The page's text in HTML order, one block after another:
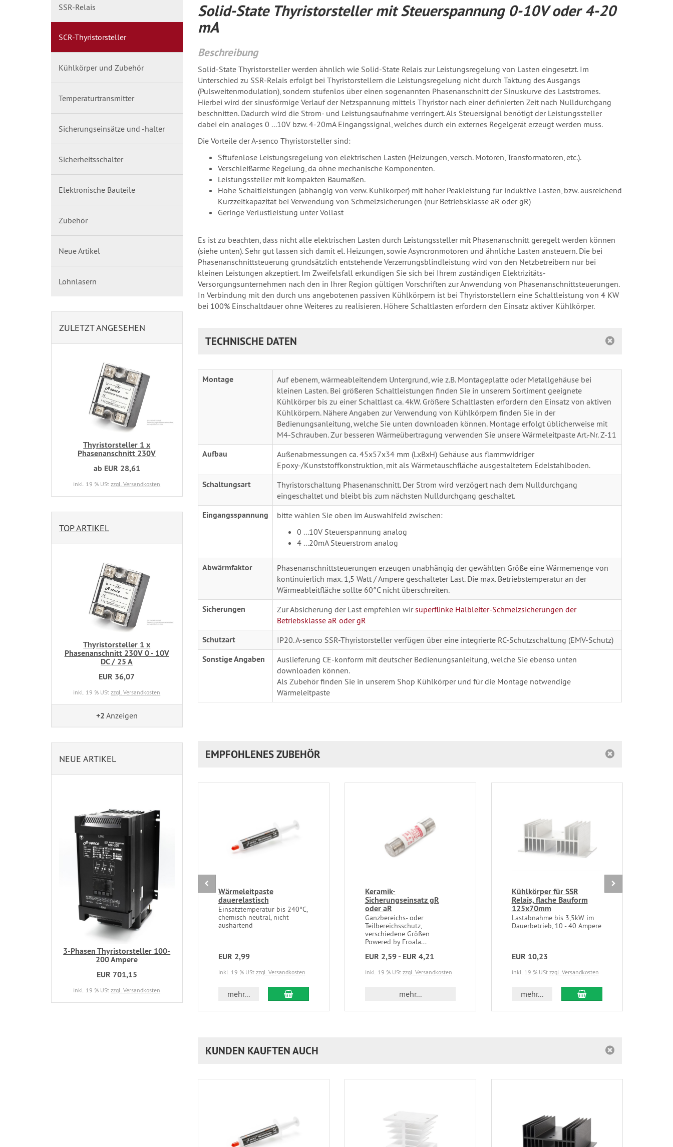
Solid-State Thyristorsteller mit Steuerspannung 0-10V oder 4-20
mA
Beschreibung
Solid-State Thyristorsteller werden ähnlich wie Solid-State Relais zur Leistungsregelung von Lasten eingesetzt. Im
Unterschied zu SSR-Relais erfolgt bei Thyristorstellern die Leistungsregelung nicht durch Taktung des Ausgangs
(Pulsweitenmodulation), sondern stufenlos über einen sogenannten Phasenanschnitt der Sinuskurve des Laststromes.
Hierbei wird der sinusförmige Verlauf der Netzspannung mittels Thyristor nach einer definierten Zeit nach Nulldurchgang
beschnitten. Dadurch wird die Strom- und Leistungsaufnahme verringert. Als Steuersignal benötigt der Leistungssteller
dabei ein analoges 0 ...10V bzw. 4-20mA Eingangssignal, welches durch ein externes Regelgerät erzeugt werden muss.
Die Vorteile der A-senco Thyristorsteller sind:
Sftufenlose Leistungsregelung von elektrischen Lasten (Heizungen, versch. Motoren, Transformatoren, etc.).
Verschleißarme Regelung, da ohne mechanische Komponenten.
Leistungssteller mit kompakten Baumaßen.
Hohe Schaltleistungen (abhängig von verw. Kühlkörper) mit hoher Peakleistung für induktive Lasten, bzw. ausreichend
Kurzzeitkapazität bei Verwendung von Schmelzsicherungen (nur Betriebsklasse aR oder gR)
Geringe Verlustleistung unter Vollast
Es ist zu beachten, dass nicht alle elektrischen Lasten durch Leistungssteller mit Phasenanschnitt geregelt werden können
(siehe unten). Sehr gut lassen sich damit el. Heizungen, sowie Asyncronmotoren und ähnliche Lasten ansteuern. Die bei
Phasenanschnittsteuerung grundsätzlich entstehende Verzerrungsblindleistung wird von den Netzbetreibern nur bei
kleinen Leistungen akzeptiert. Im Zweifelsfall erkundigen Sie sich bei Ihrem zuständigen Elektrizitäts-
Versorgungsunternehmen nach den in Ihrer Region gültigen Vorschriften zur Anwendung von Phasenanschnittsteuerungen.
In Verbindung mit den durch uns angebotenen passiven Kühlkörpern ist bei Thyristorstellern eine Schaltleistung von 4 KW
bei 100% Einschaltdauer ohne Weiteres zu realisieren. Höhere Schaltlasten erfordern den Einsatz aktiver Kühlkörper.
TECHNISCHE DATEN
Montage
Auf ebenem, wärmeableitendem Untergrund, wie z.B. Montageplatte oder Metallgehäuse bei
kleinen Lasten. Bei größeren Schaltleistungen finden Sie in unserem Sortiment geeignete
Kühlkörper bis zu einer Schaltlast ca. 4kW. Größere Schaltlasten erfordern den Einsatz von aktiven
Kühlkörpern. Nähere Angaben zur Verwendung von Kühlkörpern finden Sie in der
Bedienungsanleitung, welche Sie unten downloaden können. Montage erfolgt üblicherweise mit
M4-Schrauben. Zur besseren Wärmeübertragung verwenden Sie unsere Wärmeleitpaste Art.-Nr. Z-11
Aufbau
Außenabmessungen ca. 45x57x34 mm (LxBxH) Gehäuse aus flammwidriger
Epoxy-/Kunststoffkonstruktion, mit als Wärmetauschfläche ausgestaltetem Edelstahlboden.
Schaltungsart
Thyristorschaltung Phasenanschnitt. Der Strom wird verzögert nach dem Nulldurchgang
eingeschaltet und bleibt bis zum nächsten Nulldurchgang geschaltet.
Eingangsspannung
bitte wählen Sie oben im Auswahlfeld zwischen:
0 ...10V Steuerspannung analog
4 ...20mA Steuerstrom analog
Abwärmfaktor
Phasenanschnittsteuerungen erzeugen unabhängig der gewählten Größe eine Wärmemenge von
kontinuierlich max. 1,5 Watt / Ampere geschalteter Last. Die max. Betriebstemperatur an der
Wärmeableitfläche sollte 60°C nicht überschreiten.
Sicherungen Zur Absicherung der Last empfehlen wir superflinke Halbleiter-Schmelzsicherungen der
Betriebsklasse aR oder gR
Schutzart IP20. A-senco SSR-Thyristorsteller verfügen über eine integrierte RC-Schutzschaltung (EMV-Schutz)
Sonstige Angaben
Auslieferung CE-konform mit deutscher Bedienungsanleitung, welche Sie ebenso unten
downloaden können.
Als Zubehör finden Sie in unserem Shop Kühlkörper und für die Montage notwendige
Wärmeleitpaste
EMPFOHLENES ZUBEHÖR
Wärmeleitpaste
dauerelastisch
Einsatztemperatur bis 240°C,
chemisch neutral, nicht
aushärtend
EUR 2,99
inkl. 19 % USt zzgl. Versandkosten
mehr... In den Warenkorb
Keramik-
Sicherungseinsatz gR
oder aR
Ganzbereichs- oder
Teilbereichsschutz,
verschiedene Größen
Powered by Froala...
EUR 2,59 - EUR 4,21
inkl. 19 % USt zzgl. Versandkosten
mehr...
Kühlkörper für SSR
Relais, flache Bauform
125x70mm
Lastabnahme bis 3,5kW im
Dauerbetrieb, 10 - 40 Ampere
EUR 10,23
inkl. 19 % USt zzgl. Versandkosten
mehr... In den Warenkorb
KUNDEN KAUFTEN AUCH
SSR-Relais
SCR-Thyristorsteller
Kühlkörper und Zubehör
Temperaturtransmitter
Sicherungseinsätze und -halter
Sicherheitsschalter
Elektronische Bauteile
Zubehör
Neue Artikel
Lohnlasern
ZULETZT ANGESEHEN
Thyristorsteller 1 x
Phasenanschnitt 230V
ab EUR 28,61
inkl. 19 % UStzzgl. Versandkosten
TOP ARTIKEL
Thyristorsteller 1 x
Phasenanschnitt 230V 0 - 10V
DC / 25 A
EUR 36,07
inkl. 19 % UStzzgl. Versandkosten
+2 Anzeigen
NEUE ARTIKEL
3-Phasen Thyristorsteller 100-
200 Ampere
EUR 701,15
inkl. 19 % UStzzgl. Versandkosten